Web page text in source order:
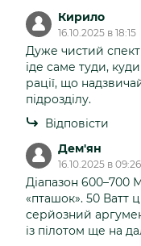
Кирило
16.10.2025 в 18:15
Дуже чистий
іде саме туди,
рації, що
підрозділу.
Відповісти
Дем'ян
16.10.2025 в 09:26
Діапазон 600–700
«пташок». 50
серйозний
із пілотом ще на